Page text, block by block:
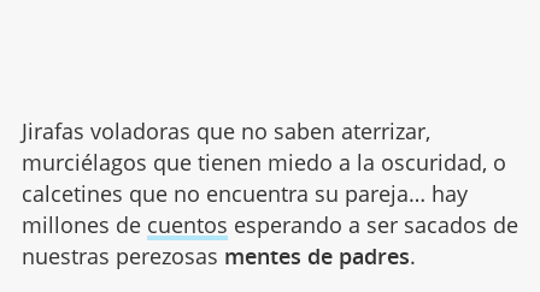
Jirafas voladoras que no saben aterrizar,
murciélagos que tienen miedo a la oscuridad, o
calcetines que no encuentra su pareja… hay
millones de cuentos esperando a ser sacados de
nuestras perezosas mentes de padres.